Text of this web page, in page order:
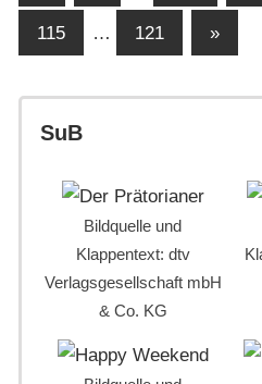
der
Beiträge
Beiträge
115 … 121 »
SuB
Bildquelle und
Klappentext: dtv
Verlagsgesellschaft mbH
& Co. KG